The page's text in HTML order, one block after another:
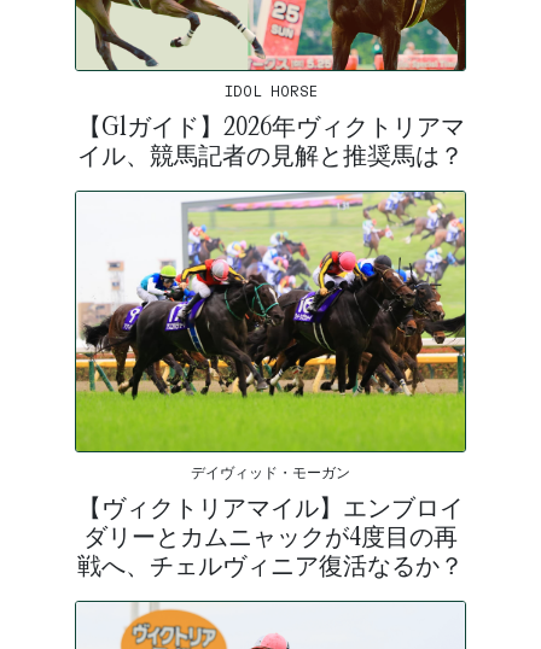
IDOL HORSE
【G1ガイド】2026年ヴィクトリアマ
イル、競馬記者の見解と推奨馬は？
デイヴィッド・モーガン
【ヴィクトリアマイル】エンブロイ
ダリーとカムニャックが4度目の再
戦へ、チェルヴィニア復活なるか？